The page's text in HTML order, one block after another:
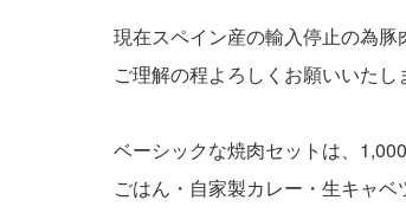
現在スペイン産の輸入停止の為
ご理解の程よろしくお願いいたし
ベーシックな焼肉セットは、
ごはん・自家製カレー・生キャ